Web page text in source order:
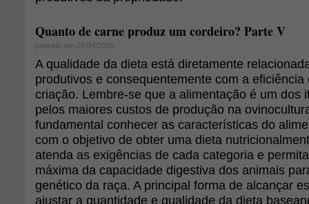
Quanto de carne produz um cordeiro? Parte V
postado em 28/04/2010
A qualidade da dieta está diretamente
produtivos e consequentemente com a eficiência
criação. Lembre-se que a alimentação é um dos
pelos maiores custos de produção na
fundamental conhecer as características do
com o objetivo de obter uma dieta
atenda as exigências de cada categoria e
máxima da capacidade digestiva dos animais
genético da raça. A principal forma de alcançar
ajustar a quantidade e qualidade da dieta